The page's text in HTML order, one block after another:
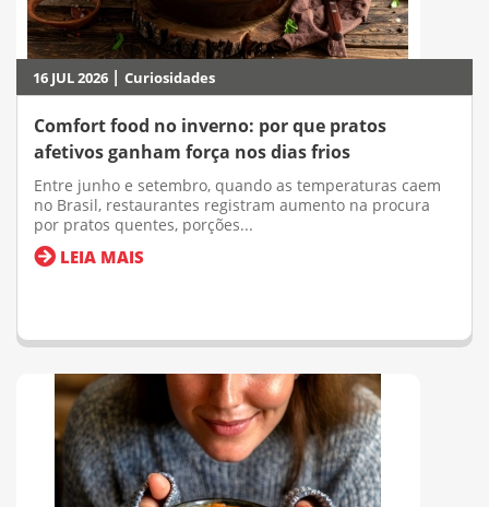
16 JUL 2026 | Curiosidades
Comfort food no inverno: por que pratos
afetivos ganham força nos dias frios
Entre junho e setembro, quando as temperaturas caem
no Brasil, restaurantes registram aumento na procura
por pratos quentes, porções...
LEIA MAIS